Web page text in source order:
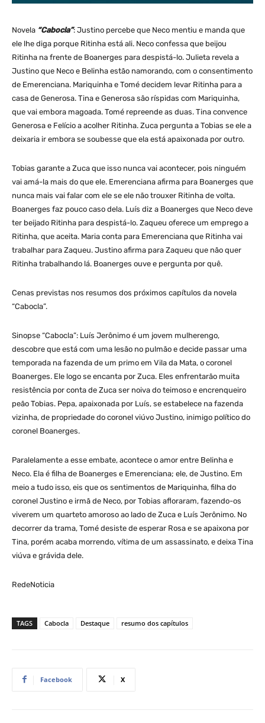
Novela “Cabocla”: Justino percebe que Neco mentiu e manda que
ele lhe diga porque Ritinha está ali. Neco confessa que beijou
Ritinha na frente de Boanerges para despistá-lo. Julieta revela a
Justino que Neco e Belinha estão namorando, com o consentimento
de Emerenciana. Mariquinha e Tomé decidem levar Ritinha para a
casa de Generosa. Tina e Generosa são ríspidas com Mariquinha,
que vai embora magoada. Tomé repreende as duas. Tina convence
Generosa e Felício a acolher Ritinha. Zuca pergunta a Tobias se ele a
deixaria ir embora se soubesse que ela está apaixonada por outro.
Tobias garante a Zuca que isso nunca vai acontecer, pois ninguém
vai amá-la mais do que ele. Emerenciana afirma para Boanerges que
nunca mais vai falar com ele se ele não trouxer Ritinha de volta.
Boanerges faz pouco caso dela. Luís diz a Boanerges que Neco deve
ter beijado Ritinha para despistá-lo. Zaqueu oferece um emprego a
Ritinha, que aceita. Maria conta para Emerenciana que Ritinha vai
trabalhar para Zaqueu. Justino afirma para Zaqueu que não quer
Ritinha trabalhando lá. Boanerges ouve e pergunta por quê.
Cenas previstas nos resumos dos próximos capítulos da novela
“Cabocla”.
Sinopse “Cabocla”: Luís Jerônimo é um jovem mulherengo,
descobre que está com uma lesão no pulmão e decide passar uma
temporada na fazenda de um primo em Vila da Mata, o coronel
Boanerges. Ele logo se encanta por Zuca. Eles enfrentarão muita
resistência por conta de Zuca ser noiva do teimoso e encrenqueiro
peão Tobias. Pepa, apaixonada por Luís, se estabelece na fazenda
vizinha, de propriedade do coronel viúvo Justino, inimigo político do
coronel Boanerges.
Paralelamente a esse embate, acontece o amor entre Belinha e
Neco. Ela é filha de Boanerges e Emerenciana; ele, de Justino. Em
meio a tudo isso, eis que os sentimentos de Mariquinha, filha do
coronel Justino e irmã de Neco, por Tobias afloraram, fazendo-os
viverem um quarteto amoroso ao lado de Zuca e Luís Jerônimo. No
decorrer da trama, Tomé desiste de esperar Rosa e se apaixona por
Tina, porém acaba morrendo, vítima de um assassinato, e deixa Tina
viúva e grávida dele.
RedeNoticia
TAGS Cabocla Destaque resumo dos capítulos
Facebook X